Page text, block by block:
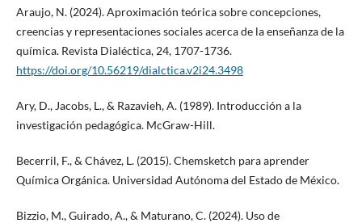
Araujo, N. (2024). Aproximación teórica sobre concepciones,
creencias y representaciones sociales acerca de la enseñanza de la
química. Revista Dialéctica, 24, 1707-1736.
https://doi.org/10.56219/dialctica.v2i24.3498
Ary, D., Jacobs, L., & Razavieh, A. (1989). Introducción a la
investigación pedagógica. McGraw-Hill.
Becerril, F., & Chávez, L. (2015). Chemsketch para aprender
Química Orgánica. Universidad Autónoma del Estado de México.
Bizzio, M., Guirado, A., & Maturano, C. (2024). Uso de